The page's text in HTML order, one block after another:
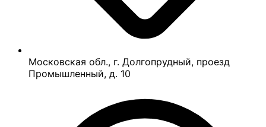
Московская обл., г. Долгопрудный, проезд
Промышленный, д. 10